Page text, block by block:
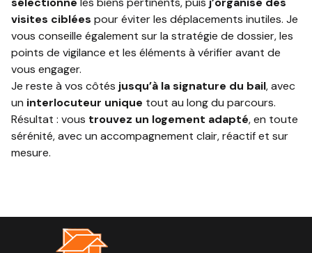
visites ciblées pour éviter les déplacements inutiles. Je
vous conseille également sur la stratégie de dossier, les
points de vigilance et les éléments à vérifier avant de
vous engager.
Je reste à vos côtés jusqu’à la signature du bail, avec
un interlocuteur unique tout au long du parcours.
Résultat : vous trouvez un logement adapté, en toute
sérénité, avec un accompagnement clair, réactif et sur
mesure.